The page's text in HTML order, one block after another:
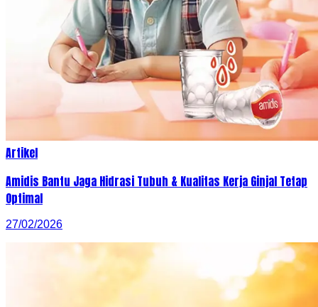
Artikel
Amidis Bantu Jaga Hidrasi Tubuh & Kualitas Kerja Ginjal Tetap
Optimal
27/02/2026